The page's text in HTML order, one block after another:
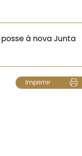
à nova Junta
Imprimir